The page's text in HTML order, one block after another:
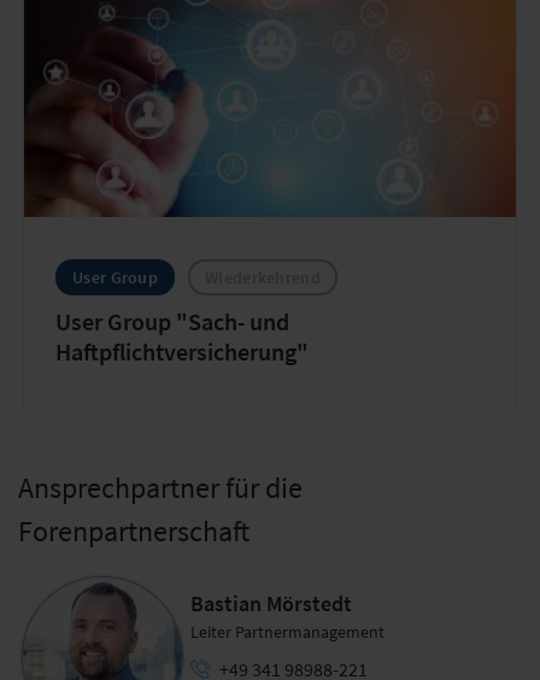
User Group
User Group "Sach- und
Haftpflichtversicherung"
Ansprechpartner für die
Forenpartnerschaft
Bastian Mörstedt
Leiter Partnermanagement
+49 341 98988-221